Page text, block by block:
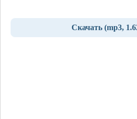
Скачать (mp3,